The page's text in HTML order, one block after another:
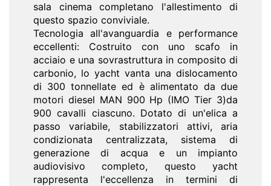
sala cinema completano l'allestimento di
questo spazio conviviale.
Tecnologia all'avanguardia e performance
eccellenti: Costruito con uno scafo in
acciaio e una sovrastruttura in composito di
carbonio, lo yacht vanta una dislocamento
di 300 tonnellate ed è alimentato da due
motori diesel MAN 900 Hp (IMO Tier 3)da
900 cavalli ciascuno. Dotato di un'elica a
passo variabile, stabilizzatori attivi, aria
condizionata centralizzata, sistema di
generazione di acqua e un impianto
audiovisivo completo, questo yacht
rappresenta l'eccellenza in termini di